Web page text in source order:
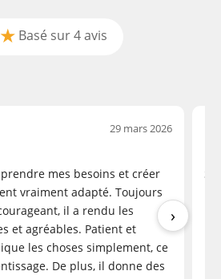
Très professionnel, à l'écoute et
commencé un peu à reculons
Grace à Stéphane, j'ai la forme
★ Basé sur 4 avis
29 mars 2026
mes besoins et créer
vraiment adapté. Toujours
il a rendu les
et agréables. Patient et
les choses simplement, ce
De plus, il donne des
›